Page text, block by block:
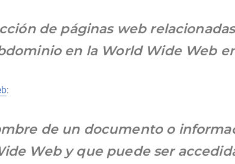
de páginas web
en la World Wide Web
:
de un documento o
Web y que puede ser